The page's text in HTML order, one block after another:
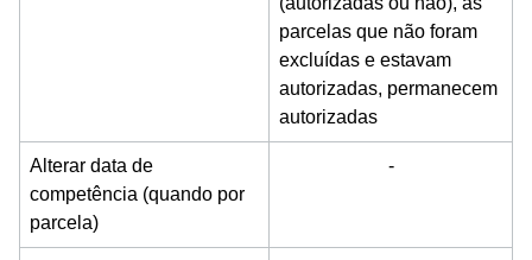
parcelas que não foram
excluídas e estavam
autorizadas, permanecem
autorizadas
Alterar data de
competência (quando por
parcela)
-